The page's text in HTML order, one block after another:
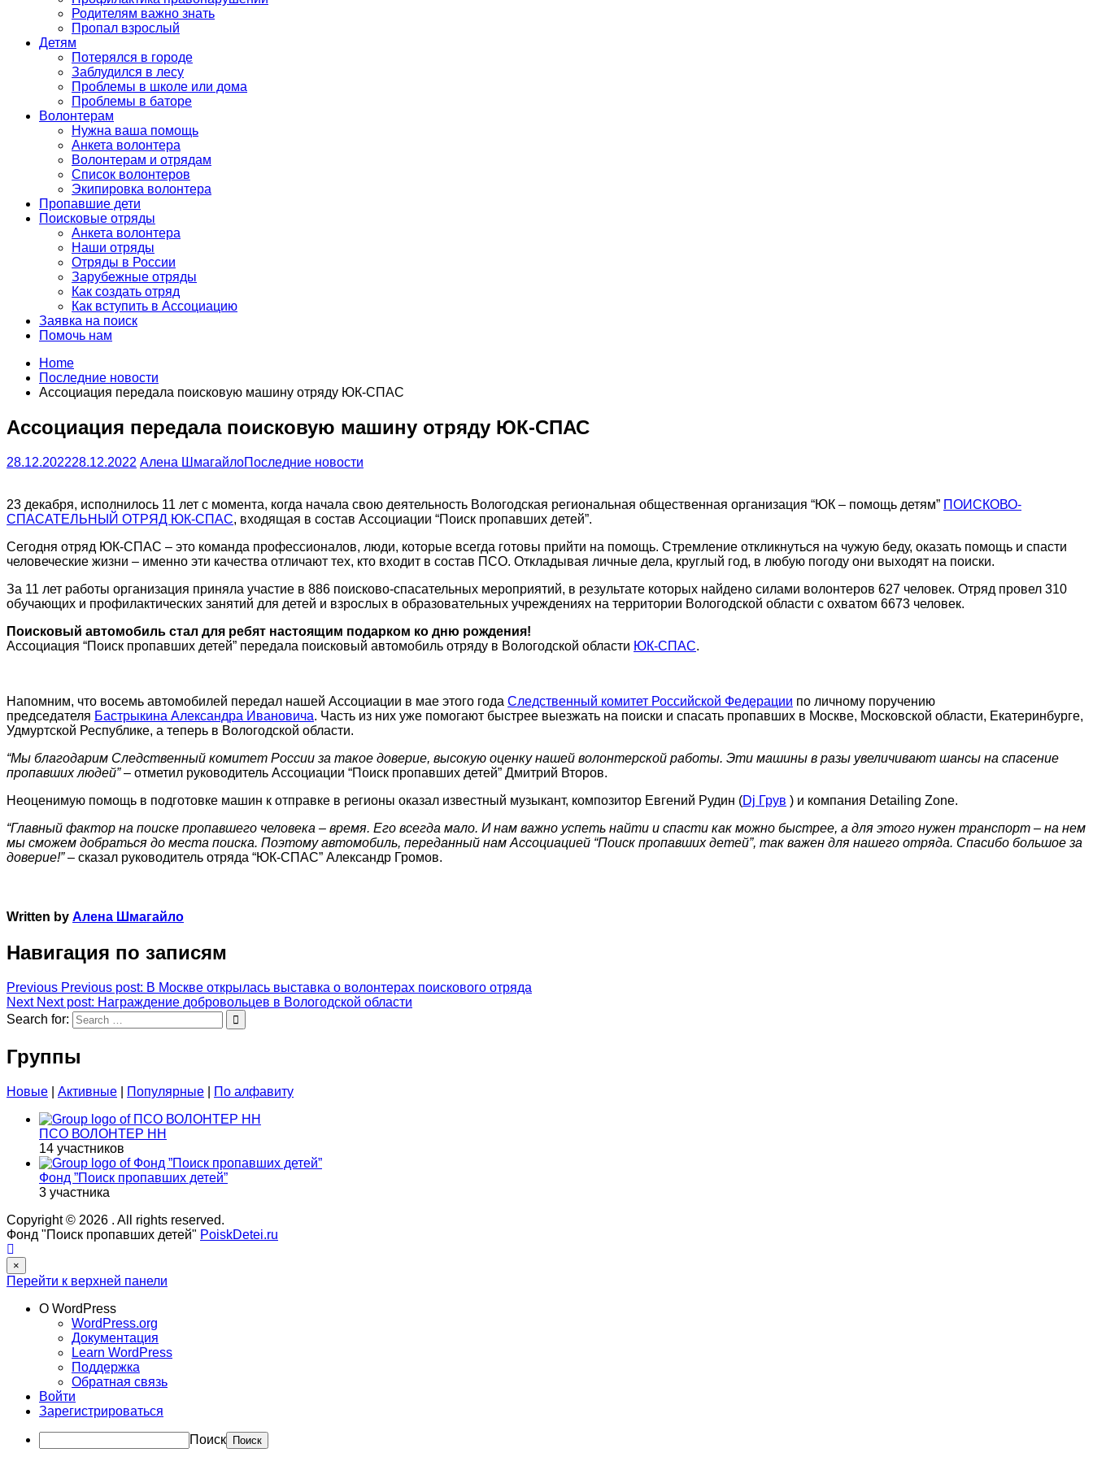
Родителям важно знать
Пропал взрослый
Детям
Потерялся в городе
Заблудился в лесу
Проблемы в школе или дома
Проблемы в баторе
Волонтерам
Нужна ваша помощь
Анкета волонтера
Волонтерам и отрядам
Список волонтеров
Экипировка волонтера
Пропавшие дети
Поисковые отряды
Анкета волонтера
Наши отряды
Отряды в России
Зарубежные отряды
Как создать отряд
Как вступить в Ассоциацию
Заявка на поиск
Помочь нам
Home
Последние новости
Ассоциация передала поисковую машину отряду ЮК-СПАС
Ассоциация передала поисковую машину отряду ЮК-СПАС
28.12.202228.12.2022 Алена ШмагайлоПоследние новости
23 декабря, исполнилось 11 лет с момента, когда начала свою деятельность Вологодская региональная общественная организация “ЮК – помощь детям” ПОИСКОВО-
СПАСАТЕЛЬНЫЙ ОТРЯД ЮК-СПАС, входящая в состав Ассоциации “Поиск пропавших детей”.
Сегодня отряд ЮК-СПАС – это команда профессионалов, люди, которые всегда готовы прийти на помощь. Стремление откликнуться на чужую беду, оказать помощь и спасти
человеческие жизни – именно эти качества отличают тех, кто входит в состав ПСО. Откладывая личные дела, круглый год, в любую погоду они выходят на поиски.
За 11 лет работы организация приняла участие в 886 поисково-спасательных мероприятий, в результате которых найдено силами волонтеров 627 человек. Отряд провел 310
обучающих и профилактических занятий для детей и взрослых в образовательных учреждениях на территории Вологодской области с охватом 6673 человек.
Поисковый автомобиль стал для ребят настоящим подарком ко дню рождения!
Ассоциация “Поиск пропавших детей” передала поисковый автомобиль отряду в Вологодской области ЮК-СПАС.
Напомним, что восемь автомобилей передал нашей Ассоциации в мае этого года Следственный комитет Российской Федерации по личному поручению
председателя Бастрыкина Александра Ивановича. Часть из них уже помогают быстрее выезжать на поиски и спасать пропавших в Москве, Московской области, Екатеринбурге,
Удмуртской Республике, а теперь в Вологодской области.
“Мы благодарим Следственный комитет России за такое доверие, высокую оценку нашей волонтерской работы. Эти машины в разы увеличивают шансы на спасение
пропавших людей”– отметил руководитель Ассоциации “Поиск пропавших детей” Дмитрий Второв.
Неоценимую помощь в подготовке машин к отправке в регионы оказал известный музыкант, композитор Евгений Рудин (Dj Грув ) и компания Detailing Zone.
“Главный фактор на поиске пропавшего человека – время. Его всегда мало. И нам важно успеть найти и спасти как можно быстрее, а для этого нужен транспорт – на нем
мы сможем добраться до места поиска. Поэтому автомобиль, переданный нам Ассоциацией “Поиск пропавших детей”, так важен для нашего отряда. Спасибо большое за
доверие!”– сказал руководитель отряда “ЮК-СПАС” Александр Громов.
Written by Алена Шмагайло
Навигация по записям
Previous Previous post: В Москве открылась выставка о волонтерах поискового отряда
Next Next post: Награждение добровольцев в Вологодской области
Search for:
Группы
Новые Активные Популярные По алфавиту
ПСО ВОЛОНТЕР НН
14 участников
Фонд ”Поиск пропавших детей”
3 участника
Copyright © 2026 . All rights reserved.
Фонд "Поиск пропавших детей" PoiskDetei.ru
×
Перейти к верхней панели
О WordPress
WordPress.org
Документация
Learn WordPress
Поддержка
Обратная связь
Войти
Зарегистрироваться
Поиск